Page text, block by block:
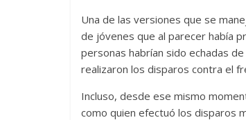
Una de las versiones que se
de jóvenes que al parecer había
personas habrían sido echadas
realizaron los disparos contra el
Incluso, desde ese mismo
como quien efectuó los disparos